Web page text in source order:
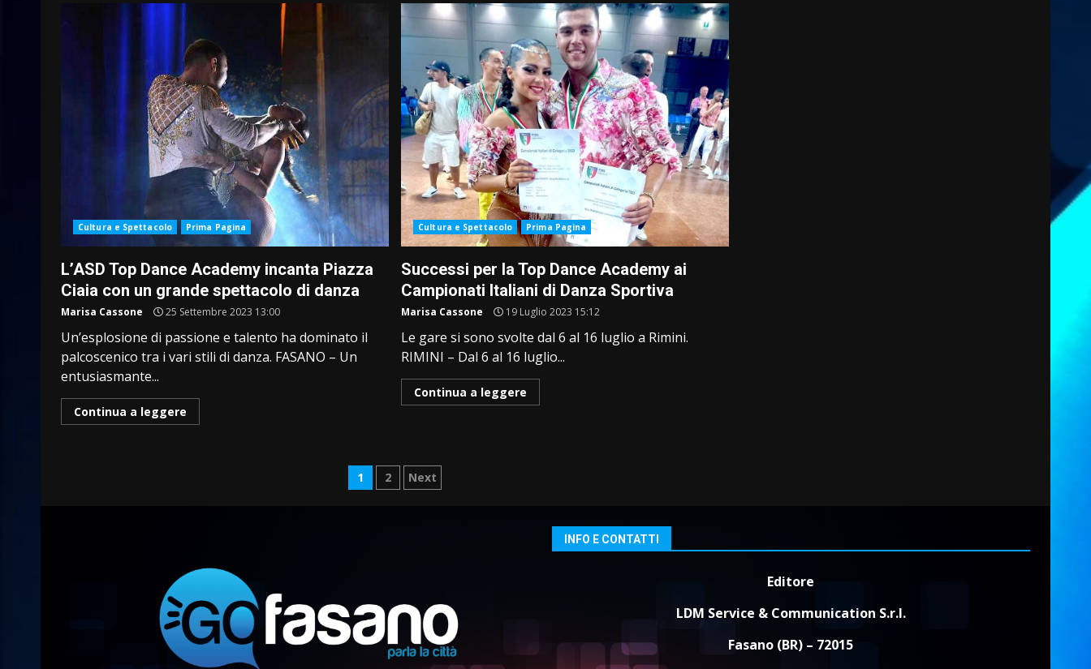
Cultura e Spettacolo Prima Pagina
L’ASD Top Dance Academy incanta Piazza
Ciaia con un grande spettacolo di danza
Marisa Cassone 25 Settembre 2023 13:00
Un’esplosione di passione e talento ha dominato il
palcoscenico tra i vari stili di danza. FASANO – Un
entusiasmante...
Continua a leggere
Cultura e Spettacolo Prima Pagina
Successi per la Top Dance Academy ai
Campionati Italiani di Danza Sportiva
Marisa Cassone 19 Luglio 2023 15:12
Le gare si sono svolte dal 6 al 16 luglio a Rimini.
RIMINI – Dal 6 al 16 luglio...
Continua a leggere
Paginazione
1 2 Next
INFO E CONTATTI
Editore
LDM Service & Communication S.r.l.
Fasano (BR) – 72015